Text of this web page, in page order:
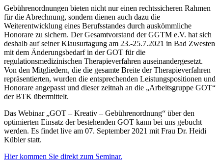
Gebührenordnungen bieten nicht nur einen rechtssicheren Rahmen
für die Abrechnung, sondern dienen auch dazu die
Weiterentwicklung eines Berufsstandes durch auskömmliche
Honorare zu sichern. Der Gesamtvorstand der GGTM e.V. hat sich
deshalb auf seiner Klausurtagung am 23.-25.7.2021 in Bad Zwesten
mit dem Änderungsbedarf in der GOT für die
regulationsmedizinischen Therapieverfahren auseinandergesetzt.
Von den Mitgliedern, die die gesamte Breite der Therapieverfahren
repräsentierten, wurden die entsprechenden Leistungspositionen und
Honorare angepasst und dieser zeitnah an die „Arbeitsgruppe GOT“
der BTK übermittelt.
Das Webinar „GOT – Kreativ – Gebührenordnung“ über den
optimierten Einsatz der bestehenden GOT kann bei uns gebucht
werden. Es findet live am 07. September 2021 mit Frau Dr. Heidi
Kübler statt.
Hier kommen Sie direkt zum Seminar.